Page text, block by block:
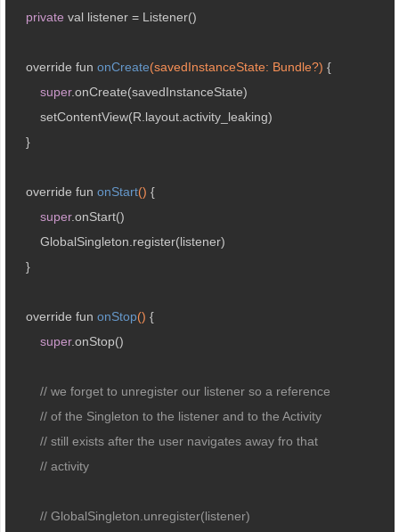
private val listener = Listener()
override fun onCreate(savedInstanceState: Bundle?) {
super.onCreate(savedInstanceState)
        setContentView(R.layout.activity_leaking)
    }
override fun onStart() {
super.onStart()
        GlobalSingleton.register(listener)
    }
override fun onStop() {
super.onStop()
// we forget to unregister our listener so a reference
// of the Singleton to the listener and to the Activity
// still exists after the user navigates away fro that
// activity
// GlobalSingleton.unregister(listener)